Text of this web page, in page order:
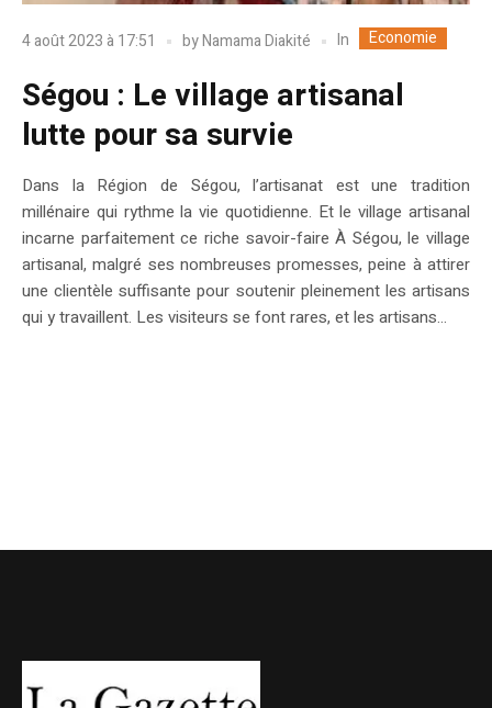
4 août 2023 à 17:51 byNamama Diakité In Economie
Ségou : Le village artisanal
lutte pour sa survie
Dans la Région de Ségou, l’artisanat est une tradition
millénaire qui rythme la vie quotidienne. Et le village artisanal
incarne parfaitement ce riche savoir-faire À Ségou, le village
artisanal, malgré ses nombreuses promesses, peine à attirer
une clientèle suffisante pour soutenir pleinement les artisans
qui y travaillent. Les visiteurs se font rares, et les artisans...